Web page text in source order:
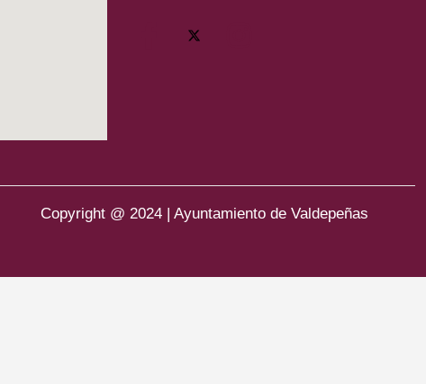
Copyright @ 2024 | Ayuntamiento de Valdepeñas